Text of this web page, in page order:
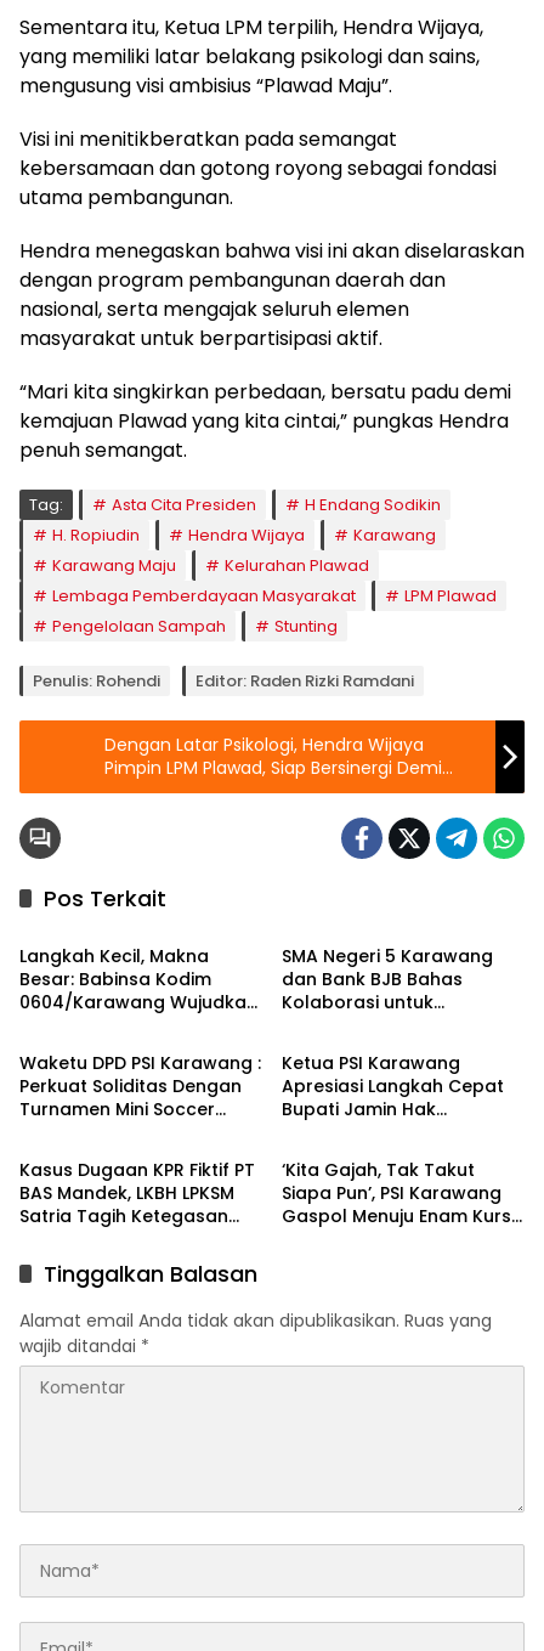
Sementara itu, Ketua LPM terpilih, Hendra Wijaya,
yang memiliki latar belakang psikologi dan sains,
mengusung visi ambisius “Plawad Maju”.
Visi ini menitikberatkan pada semangat
kebersamaan dan gotong royong sebagai fondasi
utama pembangunan.
Hendra menegaskan bahwa visi ini akan diselaraskan
dengan program pembangunan daerah dan
nasional, serta mengajak seluruh elemen
masyarakat untuk berpartisipasi aktif.
“Mari kita singkirkan perbedaan, bersatu padu demi
kemajuan Plawad yang kita cintai,” pungkas Hendra
penuh semangat.
Tag: Asta Cita Presiden
H Endang Sodikin
H. Ropiudin
Hendra Wijaya
Karawang
Karawang Maju
Kelurahan Plawad
Lembaga Pemberdayaan Masyarakat
LPM Plawad
Pengelolaan Sampah
Stunting
Penulis: Rohendi Editor: Raden Rizki Ramdani
Dengan Latar Psikologi, Hendra Wijaya
Pimpin LPM Plawad, Siap Bersinergi Demi
“Plawad Maju”
Pos Terkait
Berita
Langkah Kecil, Makna
Besar: Babinsa Kodim
0604/Karawang Wujudkan
SMA Negeri 5 Karawang
dan Bank BJB Bahas
Kolaborasi untuk
Berita
Waketu DPD PSI Karawang :
Perkuat Soliditas Dengan
Turnamen Mini Soccer
Berita
Ketua PSI Karawang
Apresiasi Langkah Cepat
Bupati Jamin Hak
Berita
Kasus Dugaan KPR Fiktif PT
BAS Mandek, LKBH LPKSM
Satria Tagih Ketegasan
Berita
‘Kita Gajah, Tak Takut
Siapa Pun’, PSI Karawang
Gaspol Menuju Enam Kursi
Tinggalkan Balasan
Alamat email Anda tidak akan dipublikasikan. Ruas yang
wajib ditandai *